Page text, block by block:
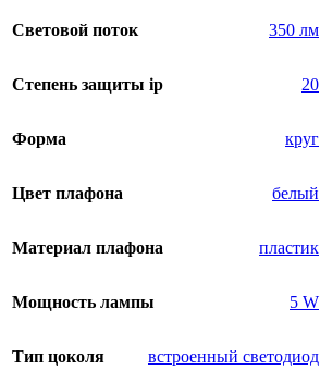
Световой поток 350 лм
Степень защиты ip 20
Форма круг
Цвет плафона белый
Материал плафона пластик
Мощность лампы 5 W
Тип цоколя встроенный светодиод